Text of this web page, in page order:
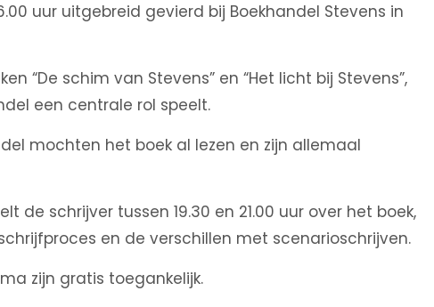
uur uitgebreid gevierd bij Boekhandel Stevens in
“De schim van Stevens” en “Het licht bij Stevens”,
een centrale rol speelt.
mochten het boek al lezen en zijn allemaal
schrijver tussen 19.30 en 21.00 uur over het boek,
en de verschillen met scenarioschrijven.
zijn gratis toegankelijk.